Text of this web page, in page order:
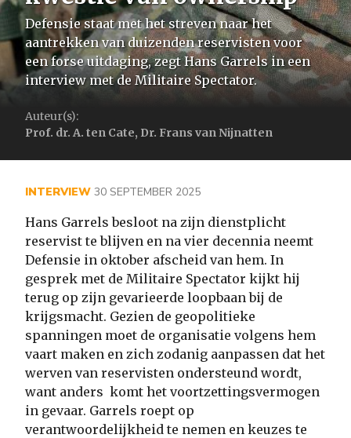
Defensie staat met het streven naar het
aantrekken van duizenden reservisten voor
een forse uitdaging, zegt Hans Garrels in een
interview met de Militaire Spectator.
Auteur(s):
Prof. dr. A. ten Cate, Dr. Frans van Nijnatten
INTERVIEW 30 SEPTEMBER 2025
Hans Garrels besloot na zijn dienstplicht
reservist te blijven en na vier decennia neemt
Defensie in oktober afscheid van hem. In
gesprek met de Militaire Spectator kijkt hij
terug op zijn gevarieerde loopbaan bij de
krijgsmacht. Gezien de geopolitieke
spanningen moet de organisatie volgens hem
vaart maken en zich zodanig aanpassen dat het
werven van reservisten ondersteund wordt,
want anders komt het voortzettingsvermogen
in gevaar. Garrels roept op
verantwoordelijkheid te nemen en keuzes te